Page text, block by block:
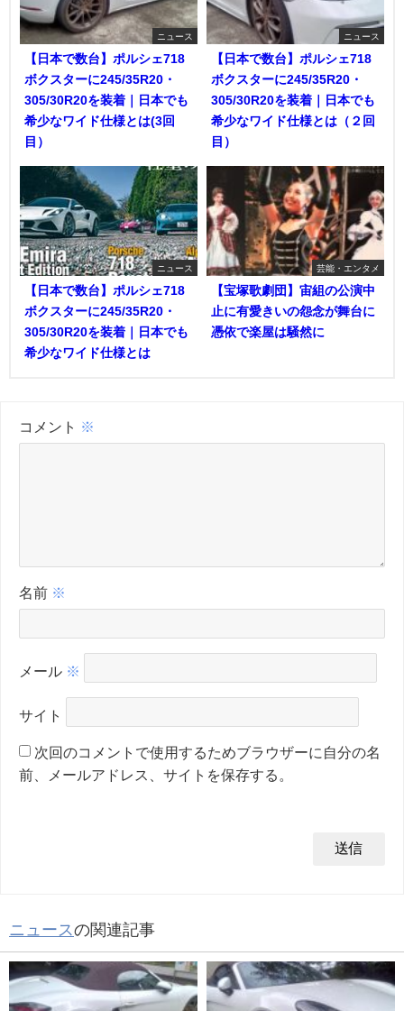
ニュース
【日本で数台】ポルシェ718
ボクスターに245/35R20・
305/30R20を装着｜日本でも
希少なワイド仕様とは(3回
目）
ニュース
【日本で数台】ポルシェ718
ボクスターに245/35R20・
305/30R20を装着｜日本でも
希少なワイド仕様とは（２回
目）
ニュース
【日本で数台】ポルシェ718
ボクスターに245/35R20・
305/30R20を装着｜日本でも
希少なワイド仕様とは
芸能・エンタメ
【宝塚歌劇団】宙組の公演中
止に有愛きいの怨念が舞台に
憑依で楽屋は騒然に
コメント ※
名前 ※
メール ※
サイト
次回のコメントで使用するためブラウザーに自分の名
前、メールアドレス、サイトを保存する。
ニュース の関連記事